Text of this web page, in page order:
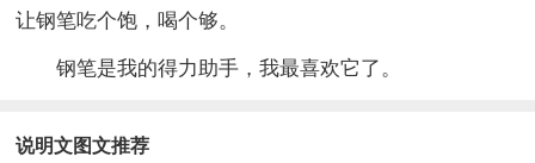
让钢笔吃个饱，喝个够。
钢笔是我的得力助手，我最喜欢它了。
说明文图文推荐